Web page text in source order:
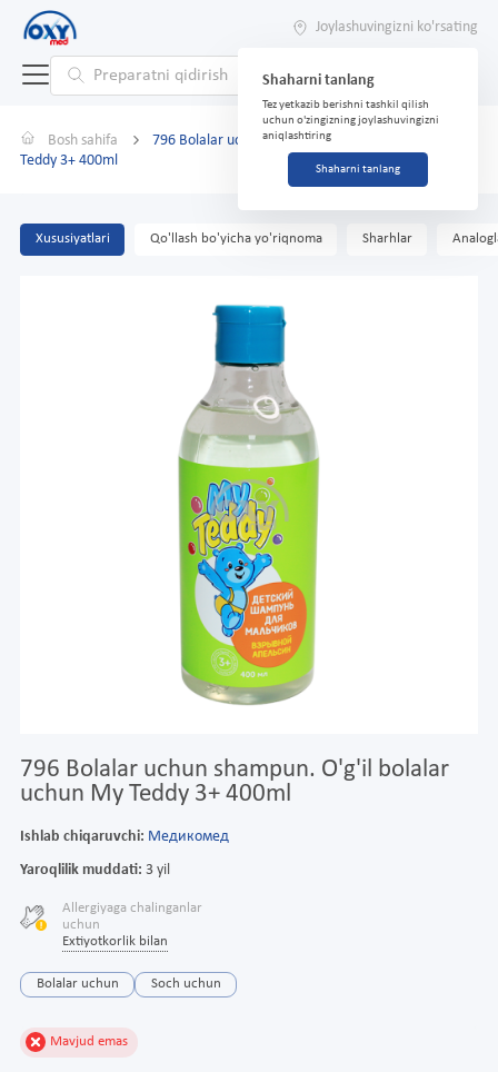
Joylashuvingizni ko'rsating
Shaharni tanlang
Tez yetkazib berishni tashkil qilish
uchun o'zingizning joylashuvingizni
aniqlashtiring
Shaharni tanlang
Bosh sahifa
796 Bolalar uchun shampun. O'g'il bolalar uchun My
Teddy 3+ 400ml
Xususiyatlari Qo'llash bo'yicha yo'riqnoma Sharhlar
796 Bolalar uchun shampun. O'g'il bolalar
uchun My Teddy 3+ 400ml
Ishlab chiqaruvchi: Медикомед
Yaroqlilik muddati: 3 yil
Allergiyaga chalinganlar
uchun
Extiyotkorlik bilan
Bolalar uchun Soch uchun
Mavjud emas